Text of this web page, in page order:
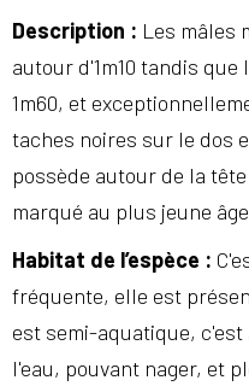
Description : Les mâles
autour d'1m10 tandis
1m60, et
taches noires sur le dos
possède autour de la
marqué au plus jeune
Habitat de l’espèce :
fréquente, elle est
est semi-aquatique,
l'eau, pouvant nager, et